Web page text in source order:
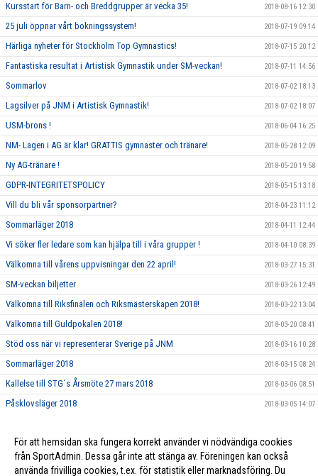
Kursstart för Barn- och Breddgrupper är vecka 35! 2018-08-16 12:30
25 juli öppnar vårt bokningssystem! 2018-07-19 09:14
Härliga nyheter för Stockholm Top Gymnastics! 2018-07-15 20:12
Fantastiska resultat i Artistisk Gymnastik under SM-veckan! 2018-07-11 14:56
Sommarlov 2018-07-02 18:13
Lagsilver på JNM i Artistisk Gymnastik! 2018-07-02 18:07
USM-brons ! 2018-06-04 16:25
NM- Lagen i AG är klar! GRATTIS gymnaster och tränare! 2018-05-28 12:09
Ny AG-tränare ! 2018-05-20 19:58
GDPR-INTEGRITETSPOLICY 2018-05-15 13:18
Vill du bli vår sponsorpartner? 2018-04-23 11:12
Sommarläger 2018 2018-04-11 12:44
Vi söker fler ledare som kan hjälpa till i våra grupper ! 2018-04-10 08:39
Välkomna till vårens uppvisningar den 22 april! 2018-03-27 15:31
SM-veckan biljetter 2018-03-26 12:49
Välkomna till Riksfinalen och Riksmästerskapen 2018! 2018-03-22 13:04
Välkomna till Guldpokalen 2018! 2018-03-20 08:41
Stöd oss när vi representerar Sverige på JNM 2018-03-16 10:28
Sommarläger 2018 2018-03-15 08:24
Kallelse till STG´s Årsmöte 27 mars 2018 2018-03-06 08:51
Påsklovsläger 2018 2018-03-05 14:07
Ungdomsledarstipendium 2018-02-21 10:05
För att hemsidan ska fungera korrekt använder vi nödvändiga cookies
från SportAdmin. Dessa går inte att stänga av. Föreningen kan också
använda frivilliga cookies, t.ex. för statistik eller marknadsföring. Du